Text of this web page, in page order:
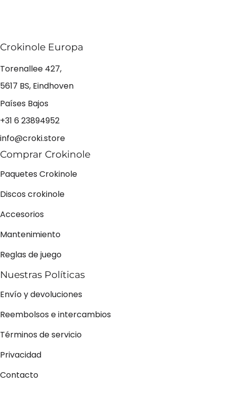
Crokinole Europa
Torenallee 427,
5617 BS, Eindhoven
Países Bajos
+31 6 23894952
info@croki.store
Comprar Crokinole
Paquetes Crokinole
Discos crokinole
Accesorios
Mantenimiento
Reglas de juego
Nuestras Políticas
Envío y devoluciones
Reembolsos e intercambios
Términos de servicio
Privacidad
Contacto